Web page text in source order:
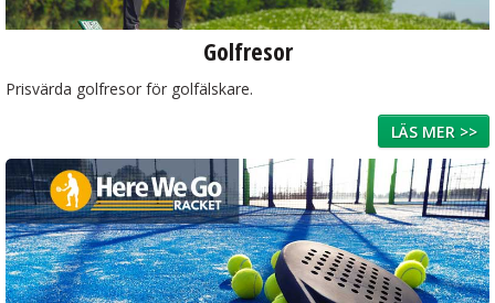
Golfresor
Prisvärda golfresor för golfälskare.
LÄS MER >>